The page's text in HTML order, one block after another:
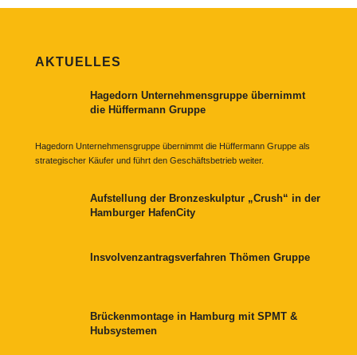
AKTUELLES
Hagedorn Unternehmensgruppe übernimmt
die Hüffermann Gruppe
Hagedorn Unternehmensgruppe übernimmt die Hüffermann Gruppe als
strategischer Käufer und führt den Geschäftsbetrieb weiter.
Aufstellung der Bronzeskulptur „Crush“ in der
Hamburger HafenCity
Insvolvenzantragsverfahren Thömen Gruppe
Brückenmontage in Hamburg mit SPMT &
Hubsystemen